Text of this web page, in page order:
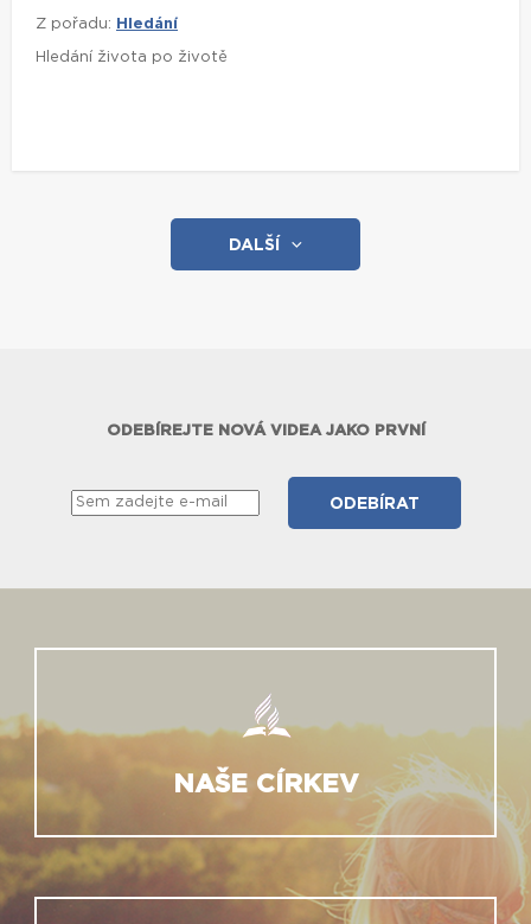
Z pořadu: Hledání
Hledání života po životě
DALŠÍ
ODEBÍREJTE NOVÁ VIDEA JAKO PRVNÍ
NAŠE CÍRKEV